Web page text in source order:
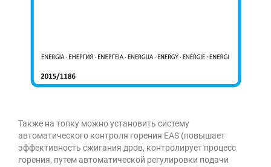
Также на топку можно установить систему
автоматического контроля горения EAS (повышает
эффективность сжигания дров, контролирует процесс
горения, путем автоматической регулировки подачи